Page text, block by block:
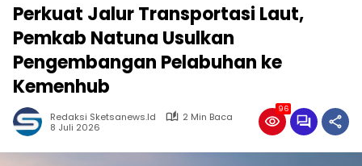
Perkuat Jalur Transportasi Laut,
Pemkab Natuna Usulkan
Pengembangan Pelabuhan ke
Kemenhub
Redaksi Sketsanews.id
2 Min Baca
8 Juli 2026
96